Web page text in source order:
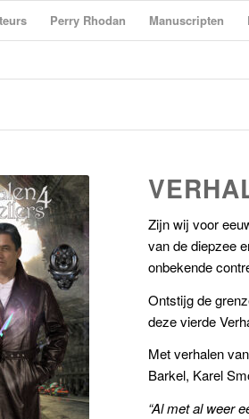
Perry Rhodan Manuscripten
Zijn wij voor
van de diepzee
onbekende
Ontstijg de
deze vierde
Met verhalen
Barkel, Karel
“Al met al weer